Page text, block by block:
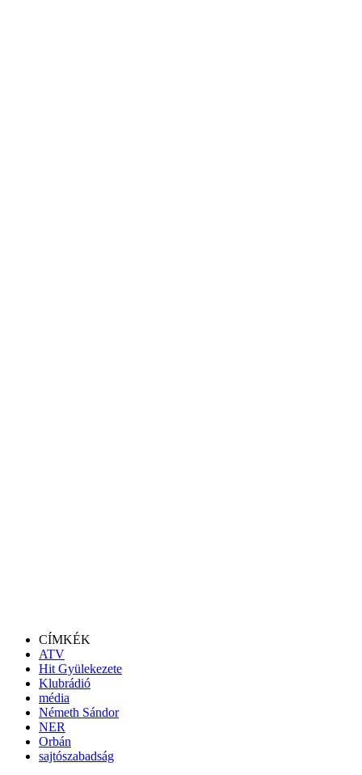
CÍMKÉK
ATV
Hit Gyülekezete
Klubrádió
média
Németh Sándor
NER
Orbán
sajtószabadság